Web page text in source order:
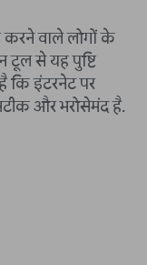
करने वाले लोगों के
से यह पुष्टि
कि इंटरनेट पर
और भरोसेमंद है.